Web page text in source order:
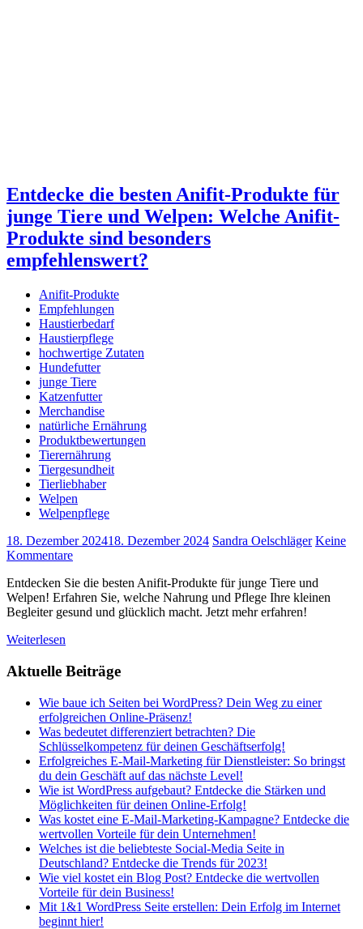
Entdecke die besten Anifit-Produkte für
junge Tiere und Welpen: Welche Anifit-
Produkte sind besonders
empfehlenswert?
Anifit-Produkte
Empfehlungen
Haustierbedarf
Haustierpflege
hochwertige Zutaten
Hundefutter
junge Tiere
Katzenfutter
Merchandise
natürliche Ernährung
Produktbewertungen
Tierernährung
Tiergesundheit
Tierliebhaber
Welpen
Welpenpflege
18. Dezember 202418. Dezember 2024 Sandra Oelschläger Keine
Kommentare
Entdecken Sie die besten Anifit-Produkte für junge Tiere und
Welpen! Erfahren Sie, welche Nahrung und Pflege Ihre kleinen
Begleiter gesund und glücklich macht. Jetzt mehr erfahren!
Weiterlesen
Aktuelle Beiträge
Wie baue ich Seiten bei WordPress? Dein Weg zu einer
erfolgreichen Online-Präsenz!
Was bedeutet differenziert betrachten? Die
Schlüsselkompetenz für deinen Geschäftserfolg!
Erfolgreiches E-Mail-Marketing für Dienstleister: So bringst
du dein Geschäft auf das nächste Level!
Wie ist WordPress aufgebaut? Entdecke die Stärken und
Möglichkeiten für deinen Online-Erfolg!
Was kostet eine E-Mail-Marketing-Kampagne? Entdecke die
wertvollen Vorteile für dein Unternehmen!
Welches ist die beliebteste Social-Media Seite in
Deutschland? Entdecke die Trends für 2023!
Wie viel kostet ein Blog Post? Entdecke die wertvollen
Vorteile für dein Business!
Mit 1&1 WordPress Seite erstellen: Dein Erfolg im Internet
beginnt hier!